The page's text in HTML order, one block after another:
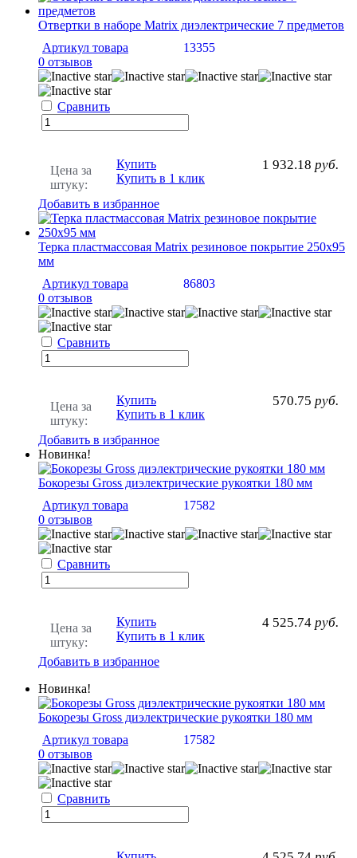
Отвертки в наборе Matrix диэлектрические 7 предметов
Артикул товара
13355
0 отзывов
Сравнить
Цена за
штуку:
1 932.18 руб.
Купить
Купить в 1 клик
Добавить в избранное
Терка пластмассовая Matrix резиновое покрытие 250х95
мм
Артикул товара
86803
0 отзывов
Сравнить
Цена за
штуку:
570.75 руб.
Купить
Купить в 1 клик
Добавить в избранное
Новинка!
Бокорезы Gross диэлектрические рукоятки 180 мм
Артикул товара
17582
0 отзывов
Сравнить
Цена за
штуку:
4 525.74 руб.
Купить
Купить в 1 клик
Добавить в избранное
Новинка!
Бокорезы Gross диэлектрические рукоятки 180 мм
Артикул товара
17582
0 отзывов
Сравнить